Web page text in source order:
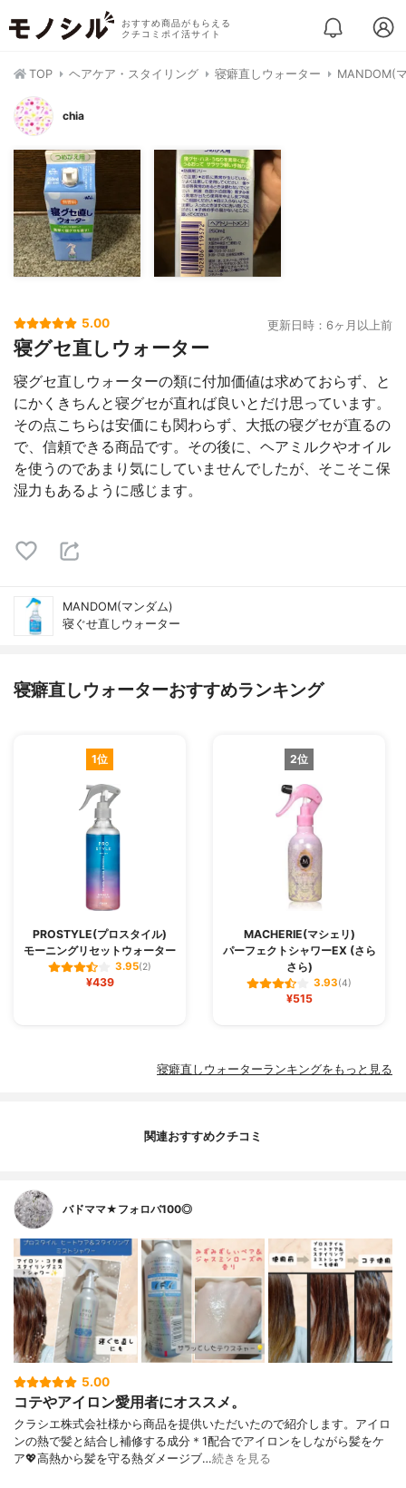
おすすめ商品がもらえる
クチコミポイ活サイト
TOP ヘアケア・スタイリング 寝癖直しウォーター MANDOM(
chia
5.00 更新日時：6ヶ月以上前
寝グセ直しウォーター
寝グセ直しウォーターの類に付加価値は求めておらず、と
にかくきちんと寝グセが直れば良いとだけ思っています。
その点こちらは安価にも関わらず、大抵の寝グセが直るの
で、信頼できる商品です。その後に、ヘアミルクやオイル
を使うのであまり気にしていませんでしたが、そこそこ保
湿力もあるように感じます。
MANDOM(マンダム)
寝ぐせ直しウォーター
寝癖直しウォーターおすすめランキング
1位
PROSTYLE(プロスタイル)
モーニングリセットウォーター
3.95(2)
¥439
2位
MACHERIE(マシェリ)
パーフェクトシャワーEX (さら
さら)
3.93(4)
¥515
寝癖直しウォーターランキングをもっと見る
関連おすすめクチコミ
バドママ★フォロバ100◎
5.00
コテやアイロン愛用者にオススメ。
クラシエ株式会社様から商品を提供いただいたので紹介します。アイロ
ンの熱で髪と結合し補修する成分＊1配合でアイロンをしながら髪をケ
ア💖高熱から髪を守る熱ダメージブ…続きを見る